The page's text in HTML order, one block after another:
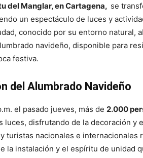
del Manglar, en Cartagena, se
un espectáculo de luces y
conocido por su entorno natural,
navideño, disponible para
festiva.
del Alumbrado Navideño
el pasado jueves, más de 2.000
luces, disfrutando de la decoración y
turistas nacionales e
la instalación y el espíritu de unidad